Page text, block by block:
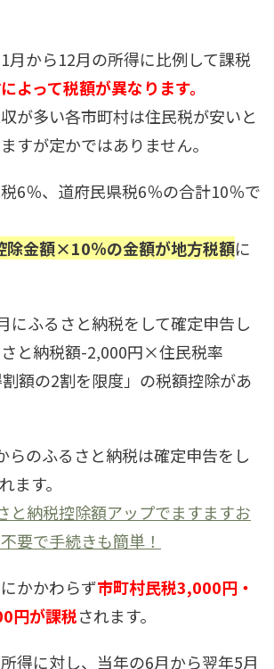
月から12月の所得に比例して課税
よって税額が異なります。
が多い各市町村は住民税が安いと
すが定かではありません。
6％、道府民県税6％の合計10％で
除金額×10％の金額が地方税額に
にふるさと納税をして確定申告し
と納税額-2,000円×住民税率
額の2割を限度」の税額控除があ
のふるさと納税は確定申告をし
ます。
と納税控除額アップでますますお
要で手続きも簡単！
かかわらず市町村民税3,000円・
円が課税されます。
得に対し、当年の6月から翌年5月